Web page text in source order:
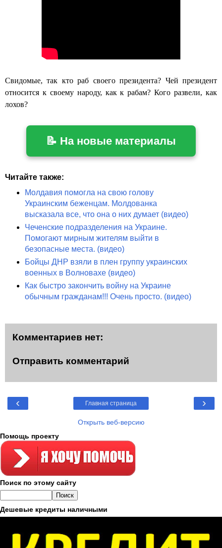
Свидомые, так кто раб своего президента? Чей президент
относится к своему народу, как к рабам? Кого развели, как
лохов?
📝 На новые материалы
Читайте также:
Молдавия помогла на свою голову
Украинским беженцам. Молдованка
высказала все, что она о них думает (видео)
Чеченские подразделения на Украине.
Помогают мирным жителям выйти в
безопасные места. (видео)
Бойцы ДНР взяли в плен группу украинских
военных в Волновахе (видео)
Как быстро закончить войну на Украине
обычным гражданам!!! Очень просто. (видео)
Комментариев нет:
Отправить комментарий
‹ ›
Главная страница
Открыть веб-версию
Помощь проекту
Поиск по этому сайту
Дешевые кредиты наличными